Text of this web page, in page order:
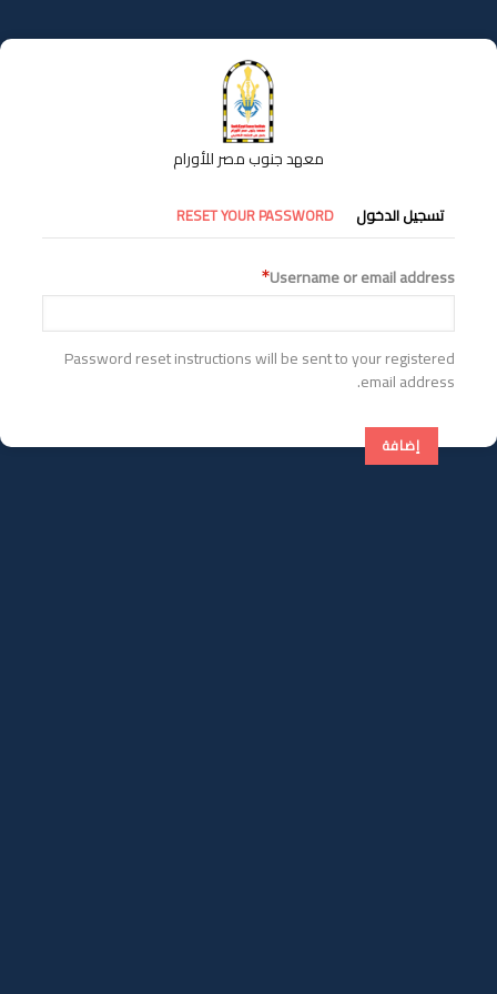
إلى
المحتوى
معهد جنوب مصر للأورام
التبويبات
الأساسية
تسجيل الدخول RESET YOUR PASSWORD
Username or email address
Password reset instructions will be sent to your registered
email address.